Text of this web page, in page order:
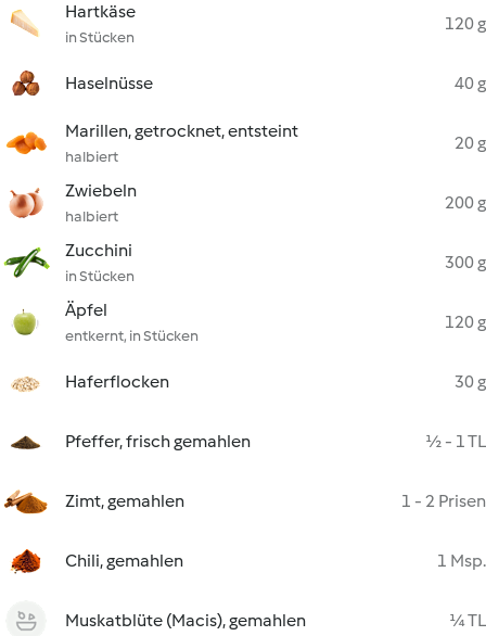
Hartkäse
in Stücken
120 g
Haselnüsse 40 g
Marillen, getrocknet, entsteint
halbiert
20 g
Zwiebeln
halbiert
200 g
Zucchini
in Stücken
300 g
Äpfel
entkernt, in Stücken
120 g
Haferflocken 30 g
Pfeffer, frisch gemahlen ½ - 1 TL
Zimt, gemahlen 1 - 2 Prisen
Chili, gemahlen 1 Msp.
Muskatblüte (Macis), gemahlen
¼ TL